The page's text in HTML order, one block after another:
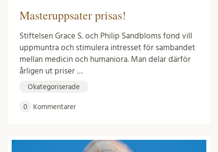
Masteruppsater prisas!
Stiftelsen Grace S. och Philip Sandbloms fond vill
uppmuntra och stimulera intresset för sambandet
mellan medicin och humaniora. Man delar därför
årligen ut priser …
Okategoriserade
0 Kommentarer